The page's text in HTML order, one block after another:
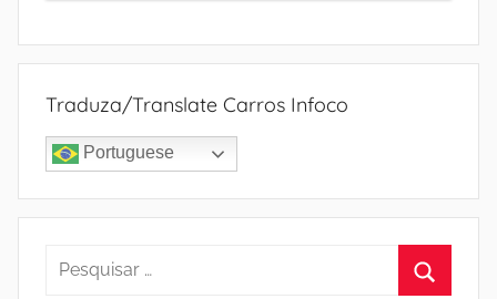
Traduza/Translate Carros Infoco
Portuguese
Pesquisar